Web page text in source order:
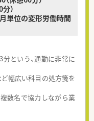
）
単位の変形労働時間
という、通勤に非常に
幅広い科目の処方箋を
数名で協力しながら業